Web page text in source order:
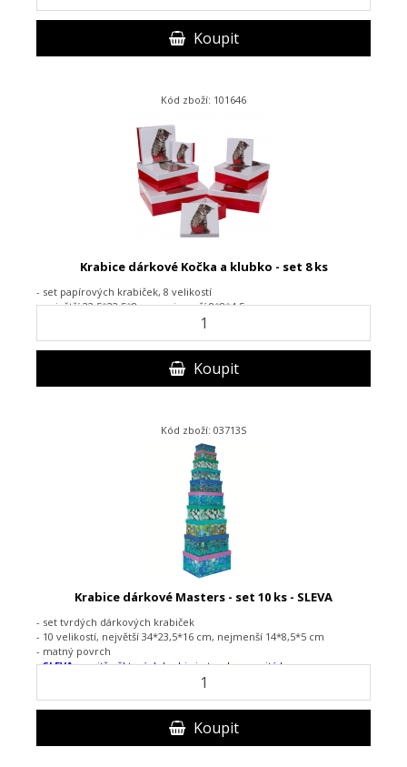
Koupit
Kód zboží: 101646
Krabice dárkové Kočka a klubko - set 8 ks
- set papírových krabiček, 8 velikostí
- největší 22,5*22,5*8 cm, nejmenší 8*8*4,5 cm
Koupit
Kód zboží: 03713S
Krabice dárkové Masters - set 10 ks - SLEVA
- set tvrdých dárkových krabiček
- 10 velikostí, největší 34*23,5*16 cm, nejmenší 14*8,5*5 cm
- matný povrch
- SLEVA:uvnitř některých krabic je trochu rozpitá barva
Koupit